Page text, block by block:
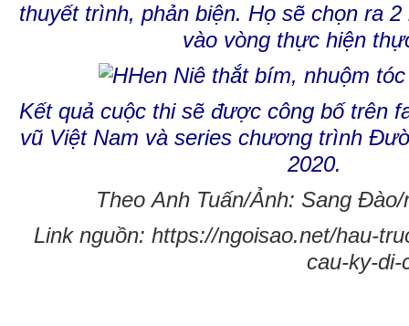
thuyết trình, phản biện. Họ sẽ chọn ra
vào vòng thực hiện
Kết quả cuộc thi sẽ được công bố trên
vũ Việt Nam và series chương trình
2020.
Theo Anh Tuấn/Ảnh: Sang
Link nguồn: https://ngoisao.net/hau-
cau-ky-di-